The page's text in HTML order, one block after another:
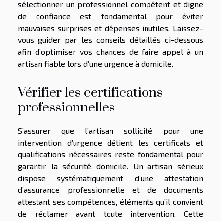
sélectionner un professionnel compétent et digne
de confiance est fondamental pour éviter
mauvaises surprises et dépenses inutiles. Laissez-
vous guider par les conseils détaillés ci-dessous
afin d’optimiser vos chances de faire appel à un
artisan fiable lors d’une urgence à domicile.
Vérifier les certifications
professionnelles
S’assurer que l’artisan sollicité pour une
intervention d’urgence détient les certificats et
qualifications nécessaires reste fondamental pour
garantir la sécurité domicile. Un artisan sérieux
dispose systématiquement d’une attestation
d’assurance professionnelle et de documents
attestant ses compétences, éléments qu’il convient
de réclamer avant toute intervention. Cette